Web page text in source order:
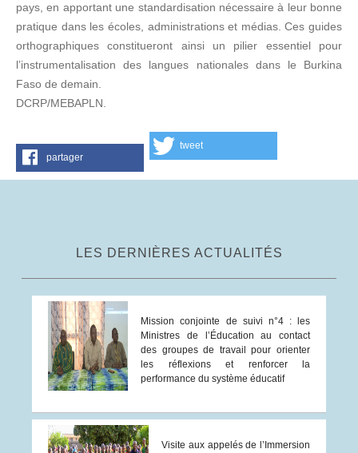
pays, en apportant une standardisation nécessaire à leur bonne
pratique dans les écoles, administrations et médias. Ces guides
orthographiques constitueront ainsi un pilier essentiel pour
l’instrumentalisation des langues nationales dans le Burkina
Faso de demain.
DCRP/MEBAPLN.
partager
tweet
LES DERNIÈRES ACTUALITÉS
Mission conjointe de suivi n°4 : les
Ministres de l’Éducation au contact
des groupes de travail pour orienter
les réflexions et renforcer la
performance du système éducatif
Visite aux appelés de l’Immersion